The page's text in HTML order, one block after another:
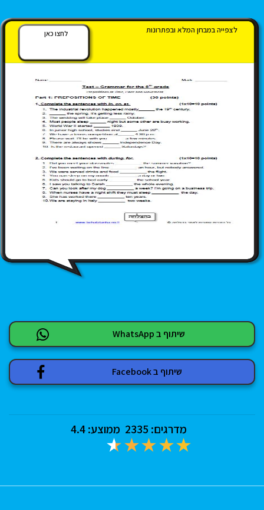
לצפייה במבחן המלא ובפתרונות לחצו כאן
שיתוף ב WhatsApp
שיתוף ב Facebook
מדרגים: 2335 ממוצע:4.4